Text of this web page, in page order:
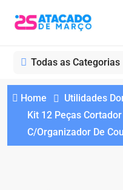
Todas as Categorias
Home
Utilidades
Kit 12 Peças
C/Organizador De